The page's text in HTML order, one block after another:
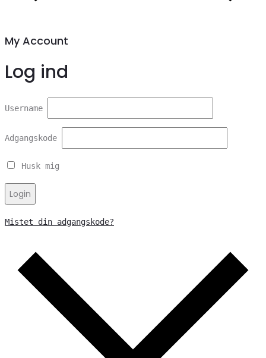
My Account
Log ind
Username
Adgangskode
Husk mig
Login
Mistet din adgangskode?